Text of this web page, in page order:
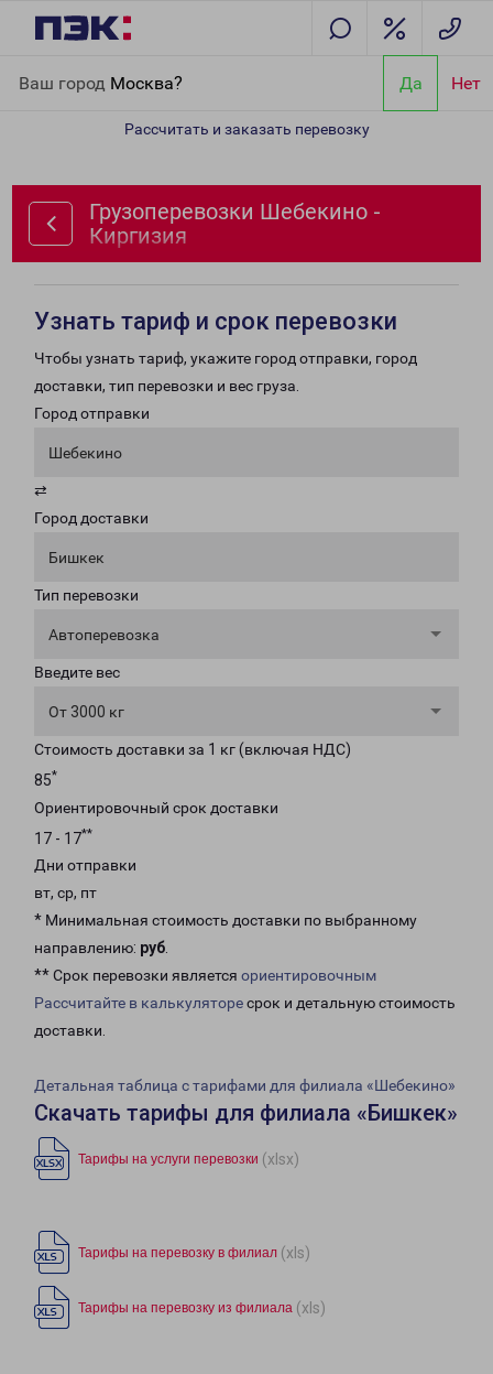
Ваш город Москва? Да Нет
Рассчитать и заказать перевозку
Грузоперевозки Шебекино -
Киргизия
Узнать тариф и срок перевозки
Чтобы узнать тариф, укажите город отправки, город
доставки, тип перевозки и вес груза.
Город отправки
Шебекино
⇄
Город доставки
Бишкек
Тип перевозки
Автоперевозка
Введите вес
От 3000 кг
Стоимость доставки за 1 кг (включая НДС)
85*
Ориентировочный срок доставки
17 - 17**
Дни отправки
вт, ср, пт
* Минимальная стоимость доставки по выбранному
направлению: руб.
** Срок перевозки является ориентировочным
Рассчитайте в калькуляторесрок и детальную стоимость
доставки.
Детальная таблица с тарифами для филиала «Шебекино»
Скачать тарифы для филиала «Бишкек»
Тарифы на услуги перевозки (xlsx)
Тарифы на перевозку в филиал (xls)
Тарифы на перевозку из филиала (xls)